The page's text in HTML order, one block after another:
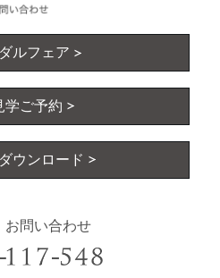
ルフェア
学ご予約
ウンロード
お問い合わせ